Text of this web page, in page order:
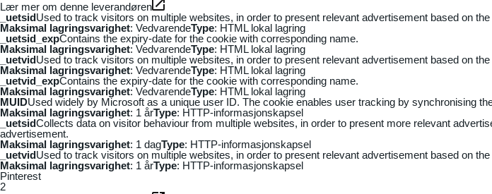
Lær mer om denne leverandøren
_uetsidUsed to track visitors on multiple websites, in order to present relevant advertisement based on
Maksimal lagringsvarighet: VedvarendeType: HTML lokal lagring
_uetsid_expContains the expiry-date for the cookie with corresponding name.
Maksimal lagringsvarighet: VedvarendeType: HTML lokal lagring
_uetvidUsed to track visitors on multiple websites, in order to present relevant advertisement based on
Maksimal lagringsvarighet: VedvarendeType: HTML lokal lagring
_uetvid_expContains the expiry-date for the cookie with corresponding name.
Maksimal lagringsvarighet: VedvarendeType: HTML lokal lagring
MUIDUsed widely by Microsoft as a unique user ID. The cookie enables user tracking by synchronising
Maksimal lagringsvarighet: 1 årType: HTTP-informasjonskapsel
_uetsidCollects data on visitor behaviour from multiple websites, in order to present more relevant
advertisement.
Maksimal lagringsvarighet: 1 dagType: HTTP-informasjonskapsel
_uetvidUsed to track visitors on multiple websites, in order to present relevant advertisement based on
Maksimal lagringsvarighet: 1 årType: HTTP-informasjonskapsel
Pinterest
2